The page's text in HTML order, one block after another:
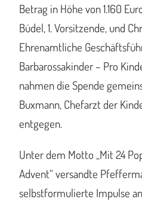
Betrag in Höhe von 1.160
Büdel, 1. Vorsitzende, und
Ehrenamtliche
Barbarossakinder – Pro
nahmen die Spende
Buxmann, Chefarzt der
entgegen.
Unter dem Motto „Mit 24
Advent“ versandte
selbstformulierte Impulse